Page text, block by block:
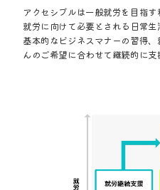
アクセシブルは一般就労を目指す
就労に向けて必要とされる日常
基本的なビジネスマナーの習得
んのご希望に合わせて継続的に支